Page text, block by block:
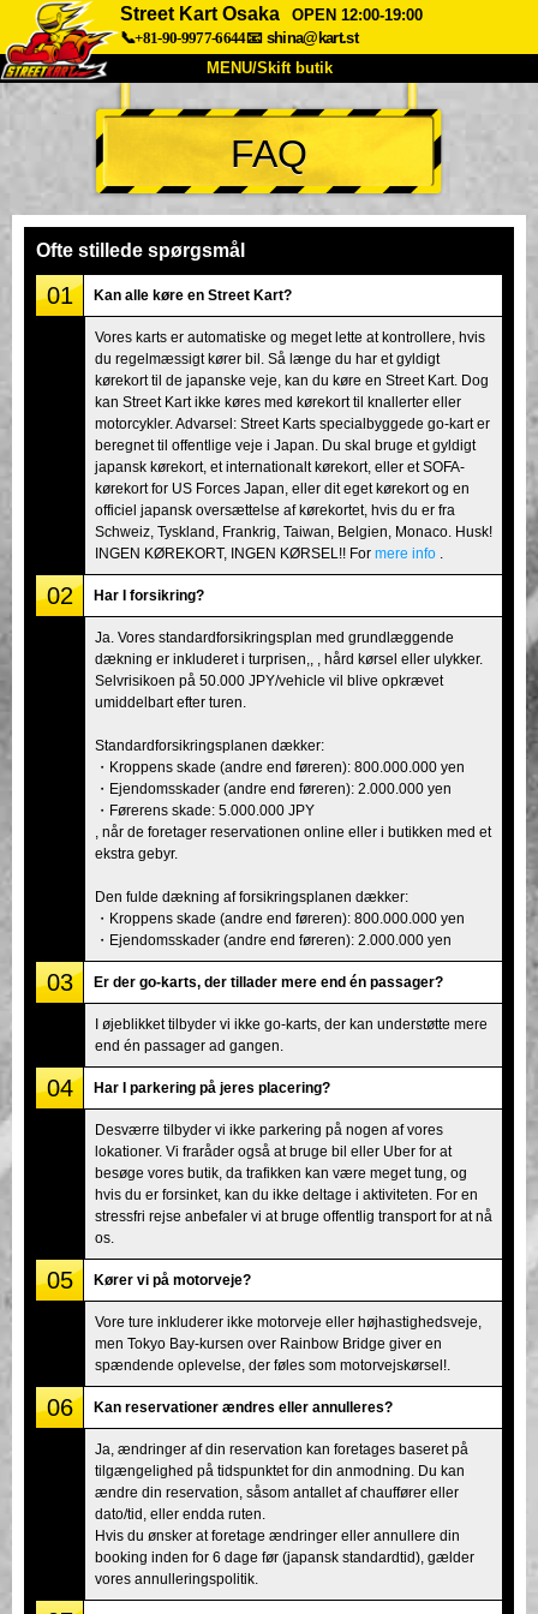
Street Kart Osaka
OPEN 12:00-19:00
📞+81-90-9977-6644📧 shina@kart.st
MENU/Skift butik
TOP
Om Specifikationer Pris
Stemme
Virksomhed
Tokyo Shinagawa Tokyo Akihabara#1
Tokyo Akihabara#2 Tokyo Shibuya
Tokyo Shibuya Annex Tokyo Bay
Tokyo Asakusa Osaka
Okinawa
FAQ
Ofte stillede spørgsmål
01 Kan alle køre en Street Kart?
Vores karts er automatiske og meget lette at kontrollere, hvis
du regelmæssigt kører bil. Så længe du har et gyldigt
kørekort til de japanske veje, kan du køre en Street Kart. Dog
kan Street Kart ikke køres med kørekort til knallerter eller
motorcykler. Advarsel: Street Karts specialbyggede go-kart er
beregnet til offentlige veje i Japan. Du skal bruge et gyldigt
japansk kørekort, et internationalt kørekort, eller et SOFA-
kørekort for US Forces Japan, eller dit eget kørekort og en
officiel japansk oversættelse af kørekortet, hvis du er fra
Schweiz, Tyskland, Frankrig, Taiwan, Belgien, Monaco. Husk!
INGEN KØREKORT, INGEN KØRSEL!! For mere info
02 Har I forsikring?
Ja. Vores standardforsikringsplan med grundlæggende
dækning er inkluderet i turprisen,, , hård kørsel eller ulykker.
Selvrisikoen på 50.000 JPY/vehicle vil blive opkrævet
umiddelbart efter turen.
Standardforsikringsplanen dækker:
・Kroppens skade (andre end føreren): 800.000.000 yen
・Ejendomsskader (andre end føreren): 2.000.000 yen
・Førerens skade: 5.000.000 JPY
, når de foretager reservationen online eller i butikken med et
ekstra gebyr.
Den fulde dækning af forsikringsplanen dækker:
・Kroppens skade (andre end føreren): 800.000.000 yen
・Ejendomsskader (andre end føreren): 2.000.000 yen
03 Er der go-karts, der tillader mere end én passager?
I øjeblikket tilbyder vi ikke go-karts, der kan understøtte mere
end én passager ad gangen.
04 Har I parkering på jeres placering?
Desværre tilbyder vi ikke parkering på nogen af vores
lokationer. Vi fraråder også at bruge bil eller Uber for at
besøge vores butik, da trafikken kan være meget tung, og
hvis du er forsinket, kan du ikke deltage i aktiviteten. For en
stressfri rejse anbefaler vi at bruge offentlig transport for at nå
os.
05 Kører vi på motorveje?
Vore ture inkluderer ikke motorveje eller højhastighedsveje,
men Tokyo Bay-kursen over Rainbow Bridge giver en
spændende oplevelse, der føles som motorvejskørsel!.
06 Kan reservationer ændres eller annulleres?
Ja, ændringer af din reservation kan foretages baseret på
tilgængelighed på tidspunktet for din anmodning. Du kan
ændre din reservation, såsom antallet af chauffører eller
dato/tid, eller endda ruten.
Hvis du ønsker at foretage ændringer eller annullere din
booking inden for 6 dage før (japansk standardtid), gælder
vores annulleringspolitik.